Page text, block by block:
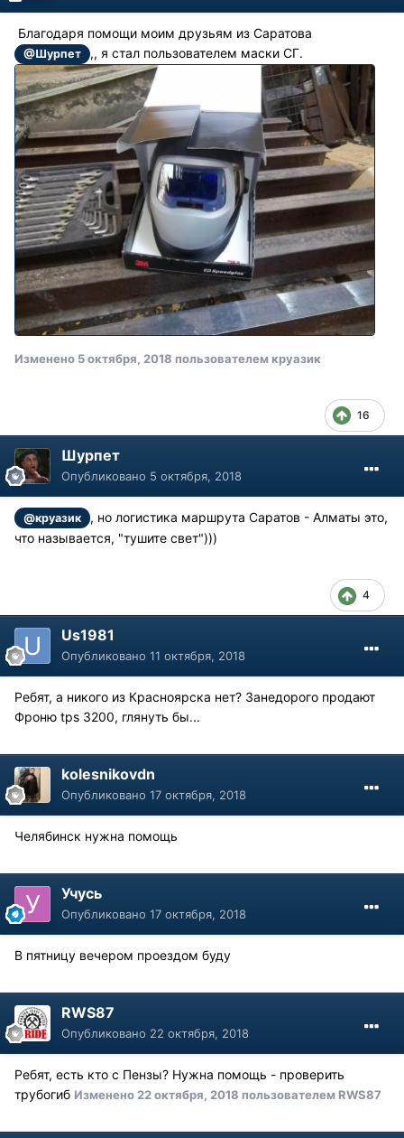
Благодаря помощи моим друзьям из Саратова
@Шурпет ,, я стал пользователем маски СГ.
Изменено 5 октября, 2018 пользователем круазик
16
Шурпет
Опубликовано 5 октября, 2018
@круазик
, но логистика маршрута Саратов - Алматы это,
что называется, "тушите свет")))
4
Us1981
Опубликовано 11 октября, 2018
Ребят, а никого из Красноярска нет? Занедорого продают
Фроню tps 3200, глянуть бы...
kolesnikovdn
Опубликовано 17 октября, 2018
Челябинск нужна помощь
Учусь
Опубликовано 17 октября, 2018
В пятницу вечером проездом буду
RWS87
Опубликовано 22 октября, 2018
Ребят, есть кто с Пензы? Нужна помощь - проверить
трубогиб Изменено 22 октября, 2018 пользователем RWS87